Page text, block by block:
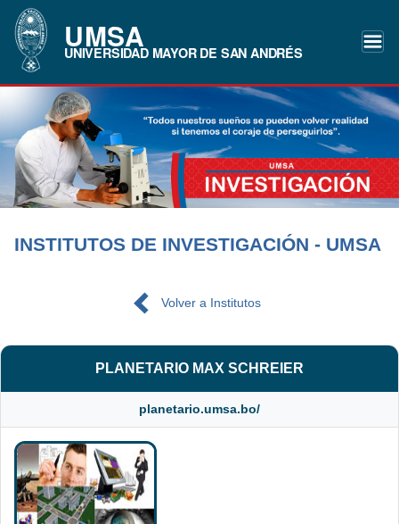
UMSA
UNIVERSIDAD MAYOR DE SAN ANDRÉS
INSTITUTOS DE INVESTIGACIÓN - UMSA
Volver a Institutos
PLANETARIO MAX SCHREIER
planetario.umsa.bo/